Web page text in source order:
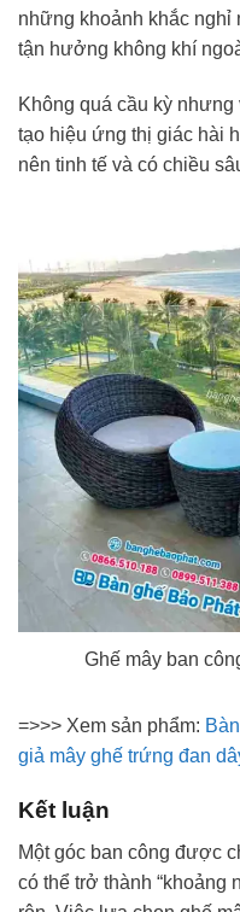
những khoảnh khắc nghỉ
tận hưởng không khí
Không quá cầu kỳ
tạo hiệu ứng thị giác hài
nên tinh tế và có chiều
Ghế mây ban
=>>> Xem sản phẩm:
giả mây ghế trứng đan
Kết luận
Một góc ban công được
có thể trở thành “khoảng